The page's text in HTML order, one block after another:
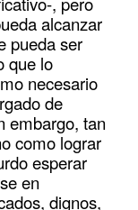
alcanzar
pueda ser
que lo
necesario
de
embargo, tan
como lograr
esperar
en
dignos,